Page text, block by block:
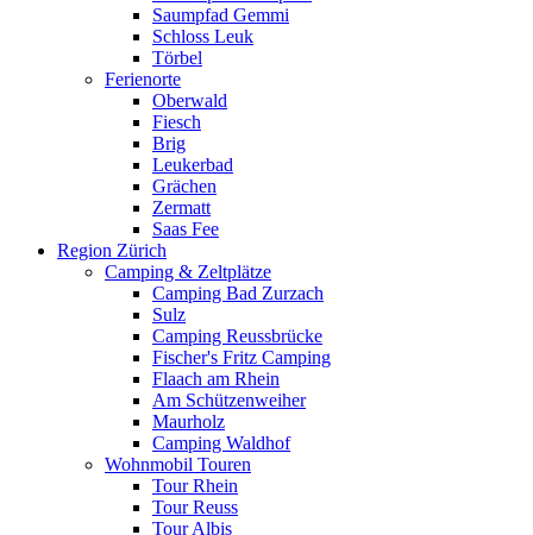
Saumpfad Gemmi
Schloss Leuk
Törbel
Ferienorte
Oberwald
Fiesch
Brig
Leukerbad
Grächen
Zermatt
Saas Fee
Region Zürich
Camping & Zeltplätze
Camping Bad Zurzach
Sulz
Camping Reussbrücke
Fischer's Fritz Camping
Flaach am Rhein
Am Schützenweiher
Maurholz
Camping Waldhof
Wohnmobil Touren
Tour Rhein
Tour Reuss
Tour Albis